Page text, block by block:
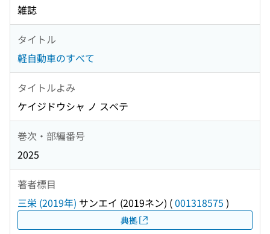
雑誌
タイトル
軽自動車のすべて
タイトルよみ
ケイジドウシャ ノ スベテ
巻次・部編番号
2025
著者標目
三栄 (2019年) サンエイ (2019ネン) (001318575 )
典拠